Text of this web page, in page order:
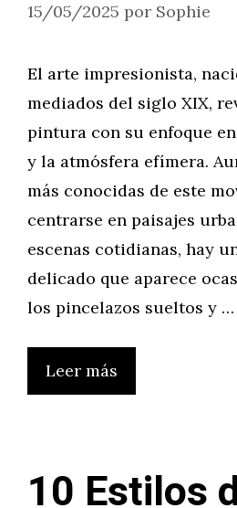
15/05/2025 por Sophie
El arte impresionista,
mediados del siglo XIX,
pintura con su enfoque
y la atmósfera efímera.
más conocidas de este
centrarse en paisajes
escenas cotidianas, hay
delicado que aparece
los pincelazos sueltos y …
Leer más
10 Estilos